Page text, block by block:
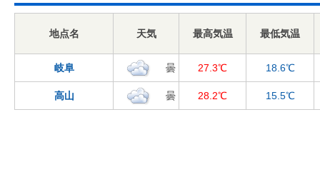
地点名 天気 最高気温 最低気温
岐阜 曇 27.3℃ 18.6℃
高山 曇 28.2℃ 15.5℃